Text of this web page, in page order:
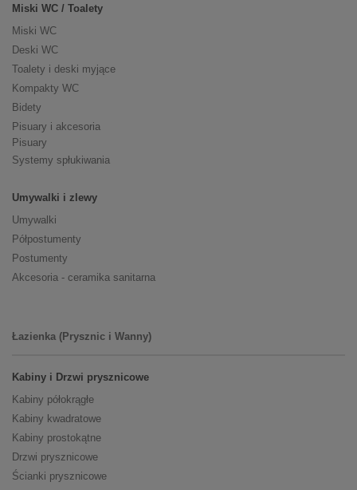
Miski WC / Toalety
Miski WC
Deski WC
Toalety i deski myjące
Kompakty WC
Bidety
Pisuary i akcesoria
Pisuary
Systemy spłukiwania
Umywalki i zlewy
Umywalki
Półpostumenty
Postumenty
Akcesoria - ceramika sanitarna
Łazienka (Prysznic i Wanny)
Kabiny i Drzwi prysznicowe
Kabiny półokrągłe
Kabiny kwadratowe
Kabiny prostokątne
Drzwi prysznicowe
Ścianki prysznicowe